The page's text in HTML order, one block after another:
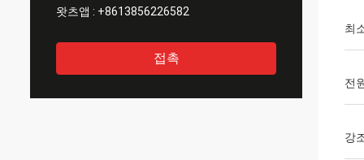
왓츠앱 : +8613856226582
접촉
최
전
강